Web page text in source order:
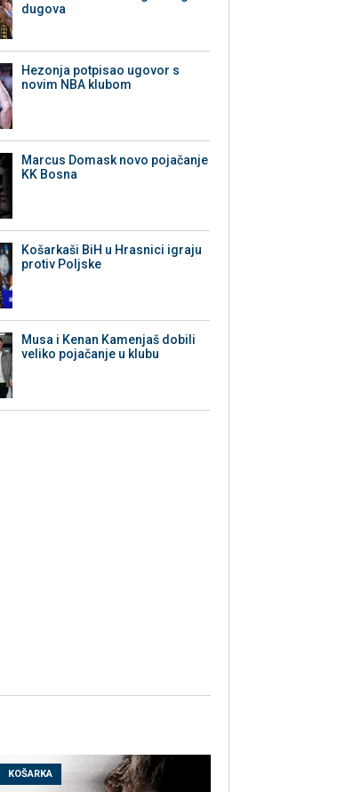
dugova
Hezonja potpisao ugovor s
novim NBA klubom
Marcus Domask novo pojačanje
KK Bosna
Košarkaši BiH u Hrasnici igraju
protiv Poljske
Musa i Kenan Kamenjaš dobili
veliko pojačanje u klubu
KOŠARKA